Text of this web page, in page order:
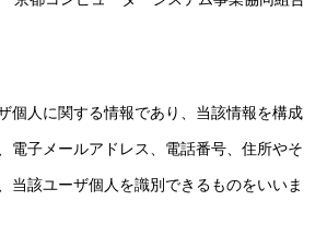
個人に関する情報であり、当該情報を構成
電子メールアドレス、電話番号、住所やそ
当該ユーザ個人を識別できるものをいいま